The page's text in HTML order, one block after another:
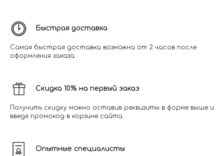
Быстрая доставка
Самая быстрая доставка возможна от 2 часов после
оформления заказа.
Скидка 10% на первый заказ
Получить скидку можно оставив реквизиты в форме выше и
введя промокод в корзине сайта.
Опытные специалисты